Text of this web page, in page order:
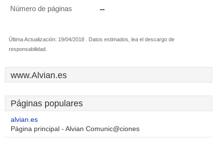
Número de páginas --
Última Actualización: 19/04/2018 . Datos estimados, lea el descargo de
responsabilidad.
www.Alvian.es
Páginas populares
alvian.es
Página principal - Alvian Comunic@ciones